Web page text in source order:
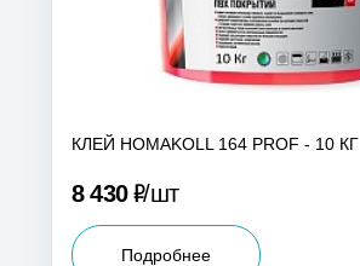
КЛЕЙ HOMAKOLL 164 PROF - 10 КГ
8 430Р шт
Подробнее